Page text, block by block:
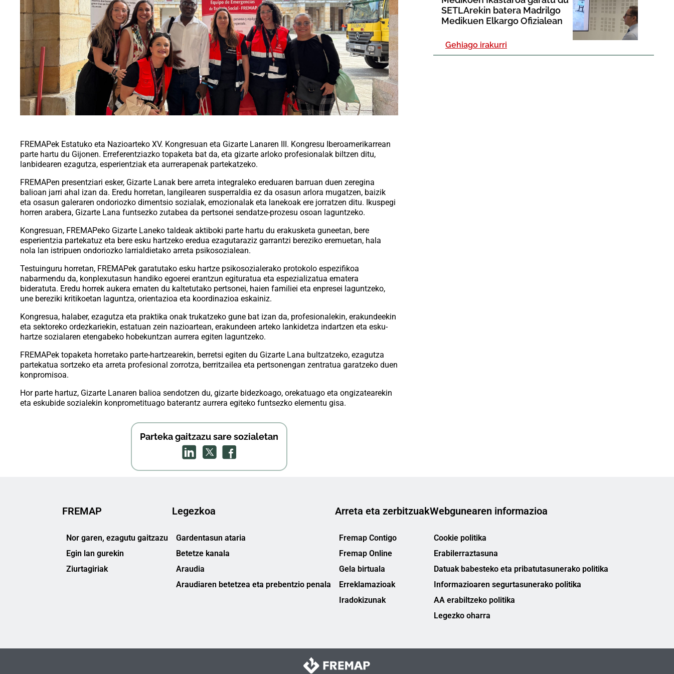
FREMAPek Estatuko eta Nazioarteko XV. Kongresuan eta Gizarte Lanaren III. Kongresu Iberoamerikarrean
parte hartu du Gijonen. Erreferentziazko topaketa bat da, eta gizarte arloko profesionalak biltzen ditu,
lanbidearen ezagutza, esperientziak eta aurrerapenak partekatzeko.
FREMAPen presentziari esker, Gizarte Lanak bere arreta integraleko ereduaren barruan duen zeregina
balioan jarri ahal izan da. Eredu horretan, langilearen susperraldia ez da osasun arlora mugatzen, baizik
eta osasun galeraren ondoriozko dimentsio sozialak, emozionalak eta lanekoak ere jorratzen ditu. Ikuspegi
horren arabera, Gizarte Lana funtsezko zutabea da pertsonei sendatze-prozesu osoan laguntzeko.
Kongresuan, FREMAPeko Gizarte Laneko taldeak aktiboki parte hartu du erakusketa guneetan, bere
esperientzia partekatuz eta bere esku hartzeko eredua ezagutaraziz garrantzi bereziko eremuetan, hala
nola lan istripuen ondoriozko larrialdietako arreta psikosozialean.
Testuinguru horretan, FREMAPek garatutako esku hartze psikosozialerako protokolo espezifikoa
nabarmendu da, konplexutasun handiko egoerei erantzun egituratua eta espezializatua ematera
bideratuta. Eredu horrek aukera ematen du kaltetutako pertsonei, haien familiei eta enpresei laguntzeko,
une bereziki kritikoetan laguntza, orientazioa eta koordinazioa eskainiz.
Kongresua, halaber, ezagutza eta praktika onak trukatzeko gune bat izan da, profesionalekin, erakundeekin
eta sektoreko ordezkariekin, estatuan zein nazioartean, erakundeen arteko lankidetza indartzen eta esku-
hartze sozialaren etengabeko hobekuntzan aurrera egiten laguntzeko.
FREMAPek topaketa horretako parte-hartzearekin, berretsi egiten du Gizarte Lana bultzatzeko, ezagutza
partekatua sortzeko eta arreta profesional zorrotza, berritzailea eta pertsonengan zentratua garatzeko duen
konpromisoa.
Hor parte hartuz, Gizarte Lanaren balioa sendotzen du, gizarte bidezkoago, orekatuago eta ongizatearekin
eta eskubide sozialekin konprometituago baterantz aurrera egiteko funtsezko elementu gisa.
Parteka gaitzazu sare sozialetan
SETLArekin batera Madrilgo
Medikuen Elkargo Ofizialean
Gehiago irakurri
FREMAP
Nor garen, ezagutu gaitzazu
Egin lan gurekin
Ziurtagiriak
Legezkoa
Gardentasun ataria
Betetze kanala
Araudia
Araudiaren betetzea eta prebentzio penala
Arreta eta zerbitzuak
Fremap Contigo
Fremap Online
Gela birtuala
Erreklamazioak
Iradokizunak
Webgunearen informazioa
Cookie politika
Erabilerraztasuna
Datuak babesteko eta pribatutasunerako politika
Informazioaren segurtasunerako politika
AA erabiltzeko politika
Legezko oharra